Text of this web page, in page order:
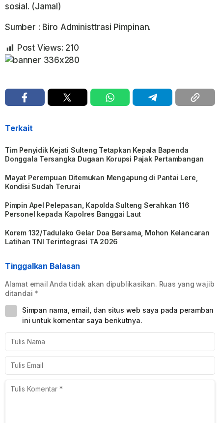
sosial. (Jamal)
Sumber : Biro Administtrasi Pimpinan.
Post Views: 210
Terkait
Tim Penyidik Kejati Sulteng Tetapkan Kepala Bapenda
Donggala Tersangka Dugaan Korupsi Pajak Pertambangan
Mayat Perempuan Ditemukan Mengapung di Pantai Lere,
Kondisi Sudah Terurai
Pimpin Apel Pelepasan, Kapolda Sulteng Serahkan 116
Personel kepada Kapolres Banggai Laut
Korem 132/Tadulako Gelar Doa Bersama, Mohon Kelancaran
Latihan TNI Terintegrasi TA 2026
Tinggalkan Balasan
Alamat email Anda tidak akan dipublikasikan. Ruas yang wajib
ditandai *
Simpan nama, email, dan situs web saya pada peramban
ini untuk komentar saya berikutnya.